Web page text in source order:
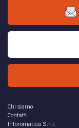
Chi siamo
Contatti
Inforomatica S.r.l.